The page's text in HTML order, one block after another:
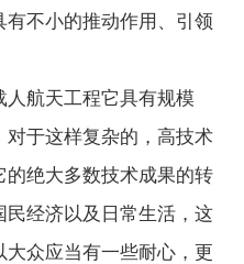
不小的推动作用、引领
航天工程它具有规模
于这样复杂的，高技术
绝大多数技术成果的转
经济以及日常生活，这
众应当有一些耐心，更